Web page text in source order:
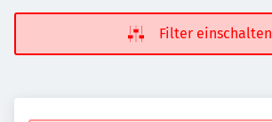
Filter einschalten